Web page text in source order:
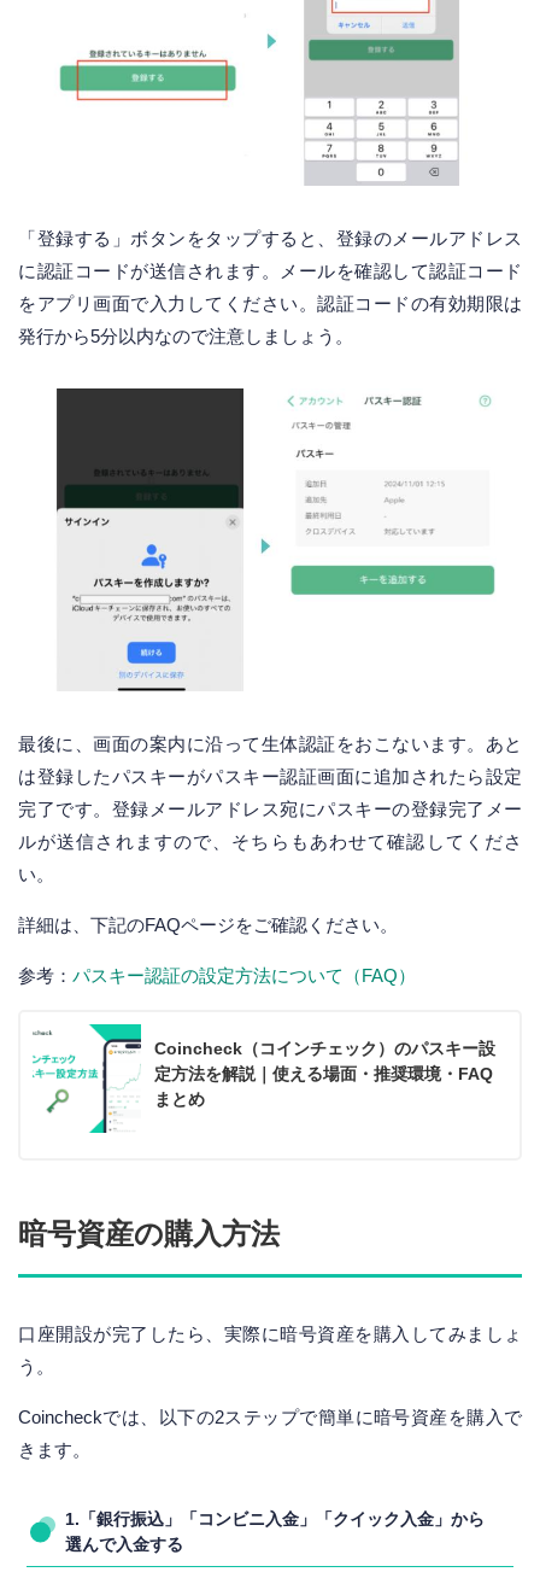
「登録する」ボタンをタップすると、登録のメールアドレス
に認証コードが送信されます。メールを確認して認証コード
をアプリ画面で入力してください。認証コードの有効期限は
発行から5分以内なので注意しましょう。
最後に、画面の案内に沿って生体認証をおこないます。あと
は登録したパスキーがパスキー認証画面に追加されたら設定
完了です。登録メールアドレス宛にパスキーの登録完了メー
ルが送信されますので、そちらもあわせて確認してくださ
い。
詳細は、下記のFAQページをご確認ください。
参考： パスキー認証の設定方法について（FAQ）
Coincheck（コインチェック）のパスキー設
定方法を解説｜使える場面・推奨環境・FAQ
まとめ
暗号資産の購入方法
口座開設が完了したら、実際に暗号資産を購入してみましょ
う。
Coincheckでは、以下の2ステップで簡単に暗号資産を購入で
きます。
1.「銀行振込」「コンビニ入金」「クイック入金」から
選んで入金する